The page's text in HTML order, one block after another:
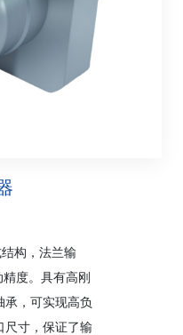
构，法兰输
度。具有高刚
，可实现高负
尺寸，保证了输